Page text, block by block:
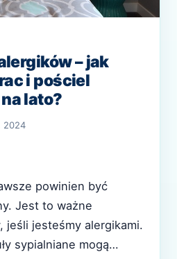
– jak
i pościel
lato?
2024
powinien być
Jest to ważne
jeśli jesteśmy alergikami.
sypialniane mogą